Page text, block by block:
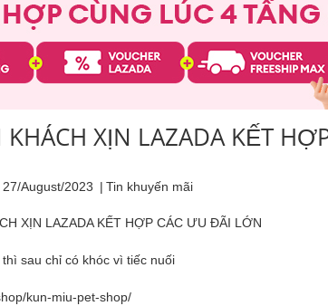
XỊN LAZADA KẾT
27/August/2023 | Tin khuyến mãi
XỊN LAZADA KẾT HỢP CÁC ƯU ĐÃI LỚN
sau chỉ có khóc vì tiếc nuối
kun-miu-pet-shop/